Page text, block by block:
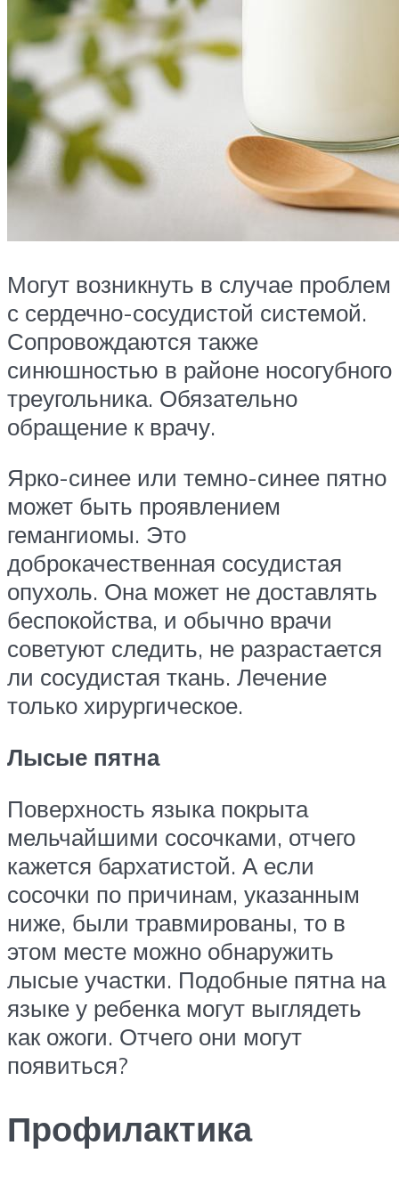
Могут возникнуть в случае проблем
с сердечно-сосудистой системой.
Сопровождаются также
синюшностью в районе носогубного
треугольника. Обязательно
обращение к врачу.
Ярко-синее или темно-синее пятно
может быть проявлением
гемангиомы. Это
доброкачественная сосудистая
опухоль. Она может не доставлять
беспокойства, и обычно врачи
советуют следить, не разрастается
ли сосудистая ткань. Лечение
только хирургическое.
Лысые пятна
Поверхность языка покрыта
мельчайшими сосочками, отчего
кажется бархатистой. А если
сосочки по причинам, указанным
ниже, были травмированы, то в
этом месте можно обнаружить
лысые участки. Подобные пятна на
языке у ребенка могут выглядеть
как ожоги. Отчего они могут
появиться?
Профилактика